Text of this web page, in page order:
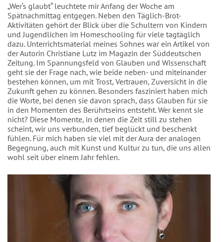
„Wer‘s glaubt“ leuchtete mir Anfang der Woche am
Spätnachmittag entgegen. Neben den Täglich-Brot-
Aktivitäten gehört der Blick über die Schultern von Kindern
und Jugendlichen im Homeschooling für viele tagtäglich
dazu. Unterrichtsmaterial meines Sohnes war ein Artikel von
der Autorin Christiane Lutz im Magazin der Süddeutschen
Zeitung. Im Spannungsfeld von Glauben und Wissenschaft
geht sie der Frage nach, wie beide neben- und miteinander
bestehen können, um mit Trost, Vertrauen, Zuversicht in die
Zukunft gehen zu können. Besonders fasziniert haben mich
die Worte, bei denen sie davon sprach, dass Glauben für sie
in den Momenten des Berührtseins entsteht. Wer kennt sie
nicht? Diese Momente, in denen die Zeit still zu stehen
scheint, wir uns verbunden, tief beglückt und beschenkt
fühlen. Für mich haben sie viel mit der Aura der analogen
Begegnung, auch mit Kunst und Kultur zu tun, die uns allen
wohl seit über einem Jahr fehlen.